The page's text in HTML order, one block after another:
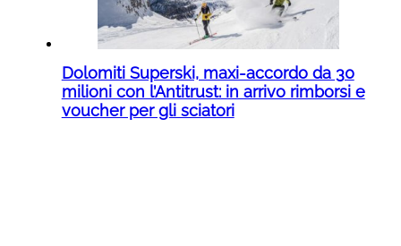
Dolomiti Superski, maxi-accordo da 30
milioni con l’Antitrust: in arrivo rimborsi e
voucher per gli sciatori